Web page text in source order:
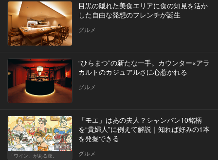
目黒の隠れた美食エリアに食の知見を活か
した自由な発想のフレンチが誕生
グルメ
“ひらまつ”の新たな一手。カウンター×アラ
カルトのカジュアルさに心惹かれる
グルメ
Vol.10
「ワイン」がある夜。
「モエ」はあの夫人？シャンパン10銘柄
を“貴婦人”に例えて解説｜知れば好みの1本
を発掘できる
グルメ